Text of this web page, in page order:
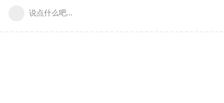
说点什么吧...